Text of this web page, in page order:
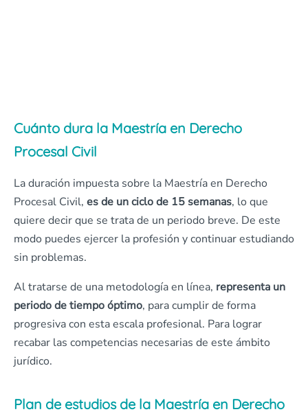
Cuánto dura la Maestría en Derecho
Procesal Civil
La duración impuesta sobre la Maestría en Derecho
Procesal Civil, es de un ciclo de 15 semanas, lo que
quiere decir que se trata de un periodo breve. De este
modo puedes ejercer la profesión y continuar estudiando
sin problemas.
Al tratarse de una metodología en línea, representa un
periodo de tiempo óptimo, para cumplir de forma
progresiva con esta escala profesional. Para lograr
recabar las competencias necesarias de este ámbito
jurídico.
Plan de estudios de la Maestría en Derecho